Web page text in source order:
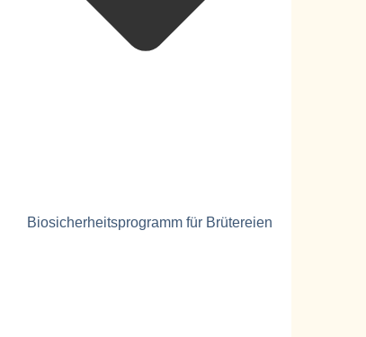
Biosicherheitsprogramm für Brütereien